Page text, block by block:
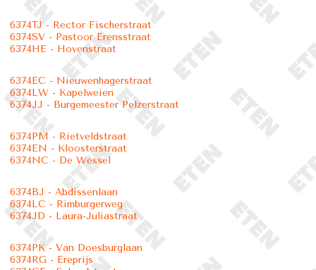
6374TJ - Rector Fischerstraat
6374SV - Pastoor Erensstraat
6374HE - Hovenstraat
6374EC - Nieuwenhagerstraat
6374LW - Kapelweien
6374JJ - Burgemeester Pelzerstraat
6374PM - Rietveldstraat
6374EN - Kloosterstraat
6374NC - De Wessel
6374BJ - Abdissenlaan
6374LC - Rimburgerweg
6374JD - Laura-Juliastraat
6374PK - Van Doesburglaan
6374RG - Ereprijs